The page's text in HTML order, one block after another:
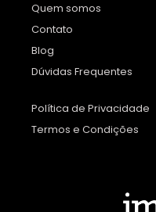
Quem somos
Contato
Blog
Dúvidas Frequentes
Política de Privacidade
Termos e Condições